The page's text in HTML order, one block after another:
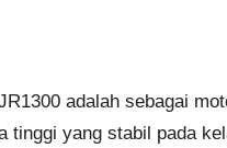
adalah sebagai
tinggi yang stabil pada